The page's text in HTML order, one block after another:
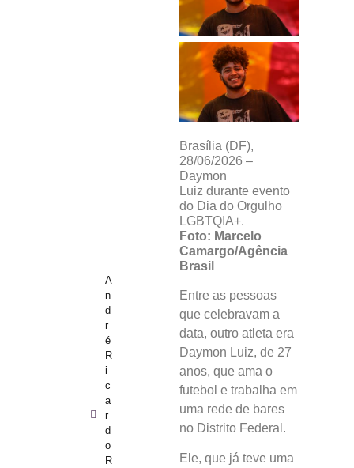
A
n
d
r
é
R
i
c
a
r
d
o
R
Brasília (DF),
28/06/2026 –
Daymon
Luiz durante evento
do Dia do Orgulho
LGBTQIA+.
Foto: Marcelo
Camargo/Agência
Brasil
Entre as pessoas
que celebravam a
data, outro atleta era
Daymon Luiz, de 27
anos, que ama o
futebol e trabalha em
uma rede de bares
no Distrito Federal.
Ele, que já teve uma